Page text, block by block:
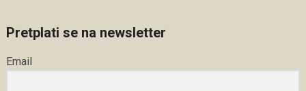
Pretplati se na newsletter
Email